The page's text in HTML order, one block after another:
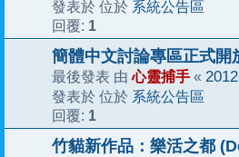
發表於 位於 系統公告區
回覆: 1
簡體中文討論專區正式開
最後發表 由心靈捕手 «
發表於 位於 系統公告區
回覆: 1
竹貓新作品：樂活之都